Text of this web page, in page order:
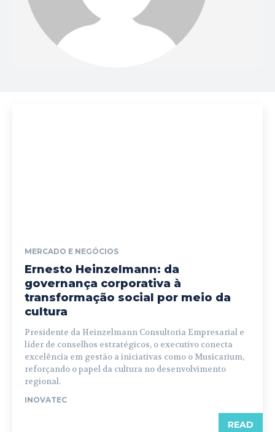
MERCADO E NEGÓCIOS
Ernesto Heinzelmann: da
governança corporativa à
transformação social por meio da
cultura
Presidente da Heinzelmann Consultoria Empresarial e
líder de conselhos estratégicos, o executivo conecta
excelência em gestão a iniciativas como o Musicarium,
reforçando o papel da cultura no desenvolvimento
regional.
INOVATEC
READ